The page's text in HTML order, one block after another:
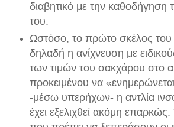
διαβητικό με την καθοδήγηση
του.
Ωστόσο, το πρώτο σκέλος του
δηλαδή η ανίχνευση με
των τιμών του σακχάρου στο
προκειμένου να
-μέσω υπερήχων- η αντλία
έχει εξελιχθεί ακόμη